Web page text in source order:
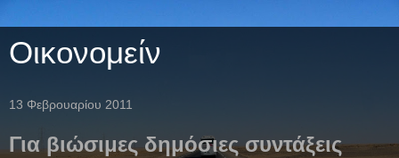
Οικονομείν
13 Φεβρουαρίου 2011
Για βιώσιμες δημόσιες συντάξεις